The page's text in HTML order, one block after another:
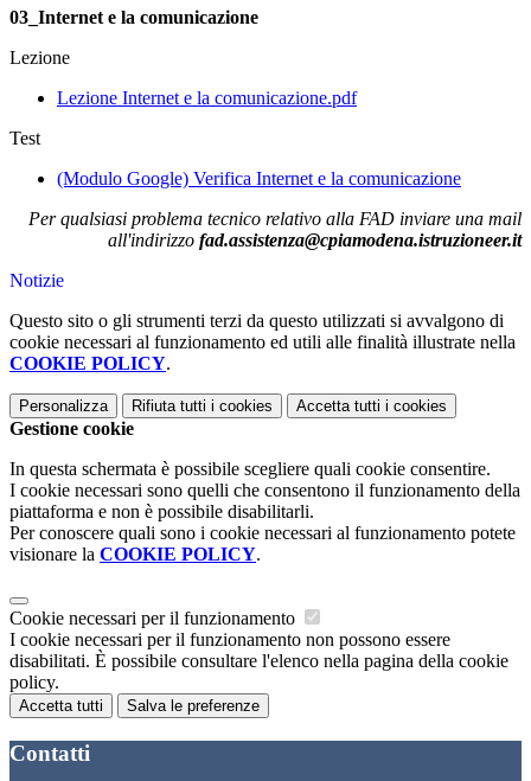
03_Internet e la comunicazione
Lezione
Lezione Internet e la comunicazione.pdf
Test
(Modulo Google) Verifica Internet e la comunicazione
Per qualsiasi problema tecnico relativo alla FAD inviare una mail
all'indirizzo fad.assistenza@cpiamodena.istruzioneer.it
Notizie
Questo sito o gli strumenti terzi da questo utilizzati si avvalgono di
cookie necessari al funzionamento ed utili alle finalità illustrate nella
COOKIE POLICY.
Personalizza Rifiuta tutti i cookies Accetta tutti i cookies
Gestione cookie
In questa schermata è possibile scegliere quali cookie consentire.
I cookie necessari sono quelli che consentono il funzionamento della
piattaforma e non è possibile disabilitarli.
Per conoscere quali sono i cookie necessari al funzionamento potete
visionare la COOKIE POLICY.
Cookie necessari per il funzionamento
I cookie necessari per il funzionamento non possono essere
disabilitati. È possibile consultare l'elenco nella pagina della cookie
policy.
Accetta tutti Salva le preferenze
Contatti